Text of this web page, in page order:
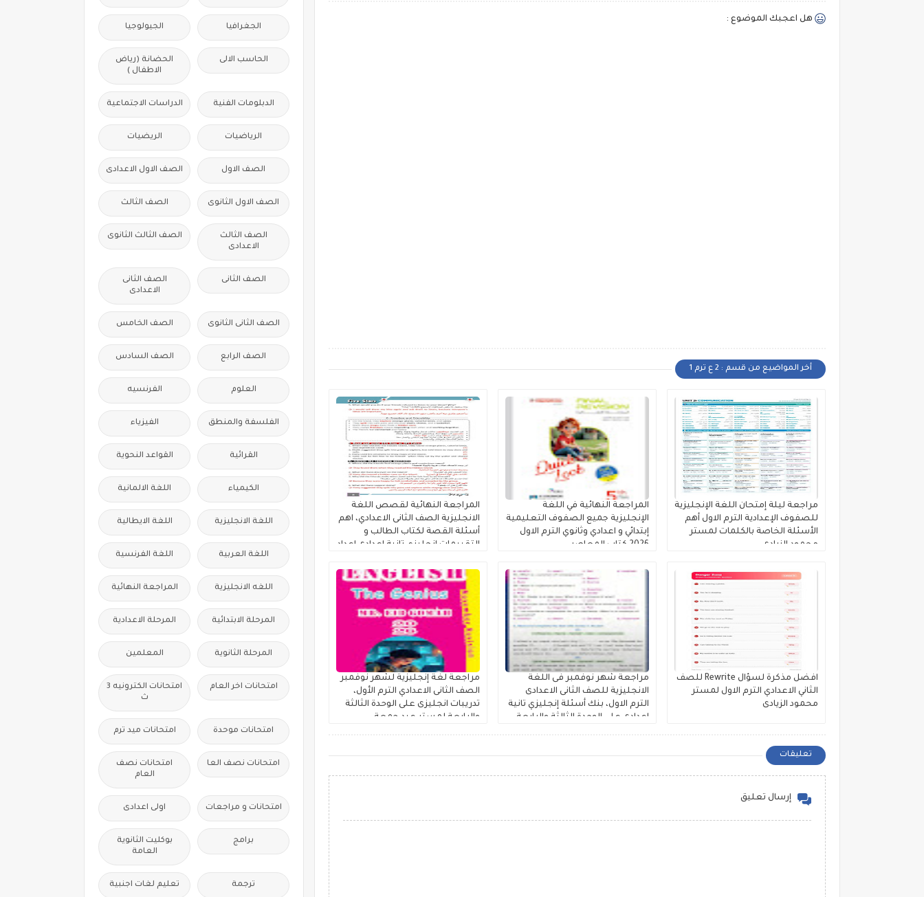
هل اعجبك الموضوع :
أخر المواضيع من قسم : 2 ع ترم 1
مراجعة ليلة إمتحان اللغة الإنجليزية
للصفوف الإعدادية الترم الاول أهم
الأسئلة الخاصة بالكلمات لمستر
محمود الزيادى
المراجعة النهائية في اللغة
الإنجليزية جميع الصفوف التعليمية
إبتدائي و اعدادي وثانوي الترم الاول
2026 كتاب المعاصر
المراجعة النهائية لقصص اللغة
الانجليزية الصف الثانى الاعدادي، اهم
أسئلة القصة لكتاب الطالب و
التقييمات إنجليزي تانية إعدادى إعداد
افضل مذكرة لسؤال Rewrite للصف
الثاني الاعدادي الترم الاول لمستر
محمود الزيادى
مراجعة شهر نوفمبر فى اللغة
الانجليزية للصف الثانى الاعدادى
الترم الاول، بنك أسئلة إنجليزي تانية
اعدادى على الوحدة الثالثة والرابعة
مراجعة لغة إنجليزية لشهر نوفمبر
الصف الثانى الاعدادي الترم الأول،
تدريبات انجليزى على الوحدة الثالثة
والرابعة لمستر عيد جمعة
تعليقات
إرسال تعليق
الجغرافيا الجيولوجيا
الحاسب الالى
الحضانة (رياض
الاطفال )
الدبلومات الفنية الدراسات الاجتماعية
الرياضيات الريضيات
الصف الاول الصف الاول الاعدادى
الصف الاول الثانوى الصف الثالث
الصف الثالث
الاعدادى
الصف الثالث الثانوى
الصف الثانى
الصف الثانى
الاعدادى
الصف الثانى الثانوى الصف الخامس
الصف الرابع الصف السادس
العلوم الفرنسيه
الفلسفة والمنطق الفيزياء
القرائية القواعد النحوية
الكيمياء اللغة الالمانية
اللغة الانجليزية اللغة الايطالية
اللغة العربية اللغة الفرنسية
اللغه الانجليزية المراجعة النهائية
المرحلة الابتدائية المرحلة الاعدادية
المرحلة الثانوية المعلمين
امتحانات اخر العام
امتحانات الكترونيه 3
ث
امتحانات موحدة امتحانات ميد ترم
امتحانات نصف العا
امتحانات نصف
العام
امتحانات و مراجعات اولى اعدادى
برامج
بوكليت الثانوية
العامة
ترجمة تعليم لغات اجنبية